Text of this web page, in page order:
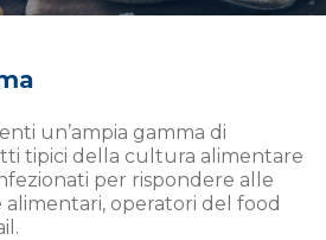
un’ampia gamma di
tipici della cultura alimentare
per rispondere alle
operatori del food